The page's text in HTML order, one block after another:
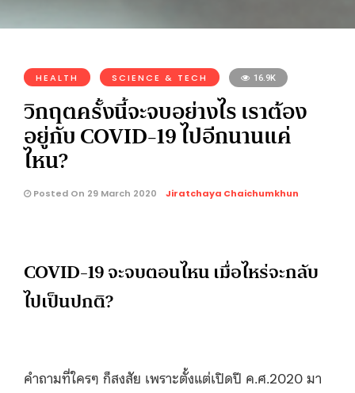
HEALTH SCIENCE & TECH 16.9K
วิกฤตครั้งนี้จะจบอย่างไร เราต้อง
อยู่กับ COVID-19 ไปอีกนานแค่
ไหน?
Posted On 29 March 2020 Jiratchaya Chaichumkhun
COVID-19 จะจบตอนไหน เมื่อไหร่จะกลับ
ไปเป็นปกติ?
คำถามที่ใครๆ ก็สงสัย เพราะตั้งแต่เปิดปี ค.ศ.2020 มา